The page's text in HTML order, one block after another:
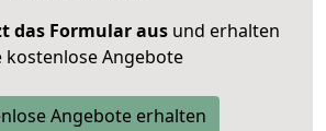
das Formular ausund erhalten
kostenlose Angebote
Angebote erhalten